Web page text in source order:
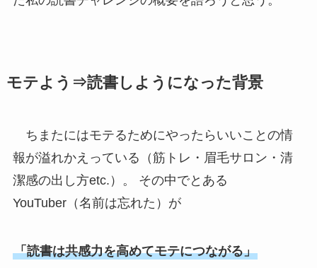
モテよう⇒読書しようになった背景
ちまたにはモテるためにやったらいいことの情
報が溢れかえっている（筋トレ・眉毛サロン・清
潔感の出し方etc.）。 その中でとある
YouTuber（名前は忘れた）が
「読書は共感力を高めてモテにつながる」